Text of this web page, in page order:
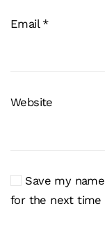
Email *
Website
Save my
for the next time